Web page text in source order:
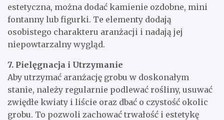
estetyczna, można dodać kamienie ozdobne, mini
fontanny lub figurki. Te elementy dodają
osobistego charakteru aranżacji i nadają jej
niepowtarzalny wygląd.
7. Pielęgnacja i Utrzymanie
Aby utrzymać aranżację grobu w doskonałym
stanie, należy regularnie podlewać rośliny, usuwać
zwiędłe kwiaty i liście oraz dbać o czystość okolic
grobu. To pozwoli zachować trwałość i estetykę